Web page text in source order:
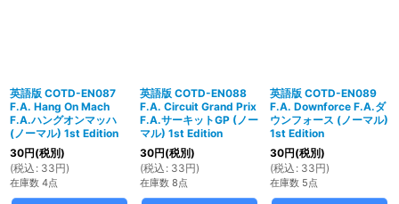
英語版 COTD-EN087
F.A. Hang On Mach
F.A.ハングオンマッハ
(ノーマル) 1st Edition
30円(税別)
(税込 : 33円)
在庫数 4点
英語版 COTD-EN088
F.A. Circuit Grand Prix
F.A.サーキットGP (ノー
マル) 1st Edition
30円(税別)
(税込 : 33円)
在庫数 8点
英語版 COTD-EN089
F.A. Downforce F.A.ダ
ウンフォース (ノーマル)
1st Edition
30円(税別)
(税込 : 33円)
在庫数 5点